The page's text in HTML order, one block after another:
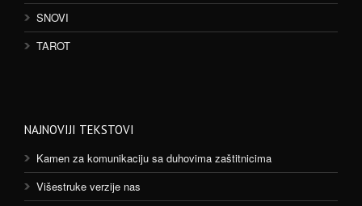
SNOVI
TAROT
NAJNOVIJI TEKSTOVI
Kamen za komunikaciju sa duhovima zaštitnicima
Višestruke verzije nas